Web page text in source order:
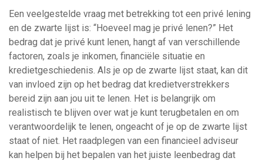
Een veelgestelde vraag met betrekking tot een privé lening
en de zwarte lijst is: “Hoeveel mag je privé lenen?” Het
bedrag dat je privé kunt lenen, hangt af van verschillende
factoren, zoals je inkomen, financiële situatie en
kredietgeschiedenis. Als je op de zwarte lijst staat, kan dit
van invloed zijn op het bedrag dat kredietverstrekkers
bereid zijn aan jou uit te lenen. Het is belangrijk om
realistisch te blijven over wat je kunt terugbetalen en om
verantwoordelijk te lenen, ongeacht of je op de zwarte lijst
staat of niet. Het raadplegen van een financieel adviseur
kan helpen bij het bepalen van het juiste leenbedrag dat